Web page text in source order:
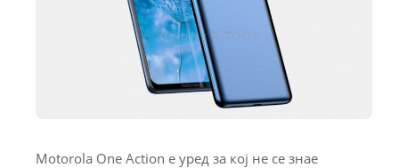
Motorola One Action е уред за кој не се знае